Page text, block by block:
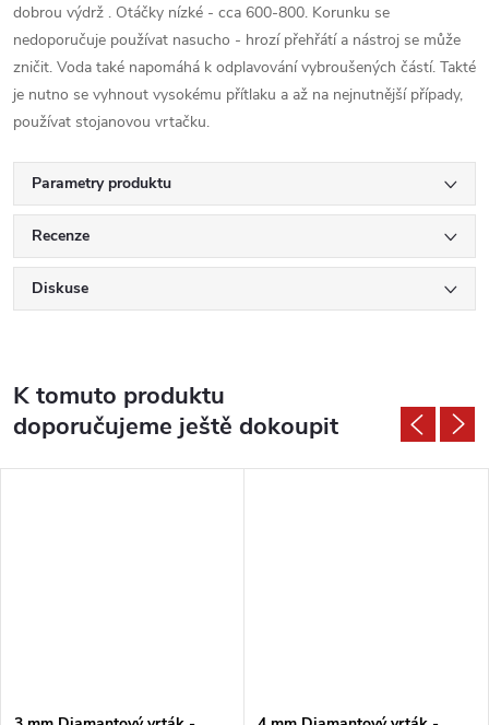
dobrou výdrž . Otáčky nízké - cca 600-800. Korunku se
nedoporučuje používat nasucho - hrozí přehřátí a nástroj se může
zničit. Voda také napomáhá k odplavování vybroušených částí. Takté
je nutno se vyhnout vysokému přítlaku a až na nejnutnější případy,
používat stojanovou vrtačku.
Parametry produktu
Recenze
Diskuse
K tomuto produktu
doporučujeme ještě dokoupit